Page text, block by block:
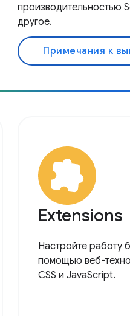
производительностью
другое.
Примечания к
Extensions
Настройте работу
помощью веб-
CSS и JavaScript.